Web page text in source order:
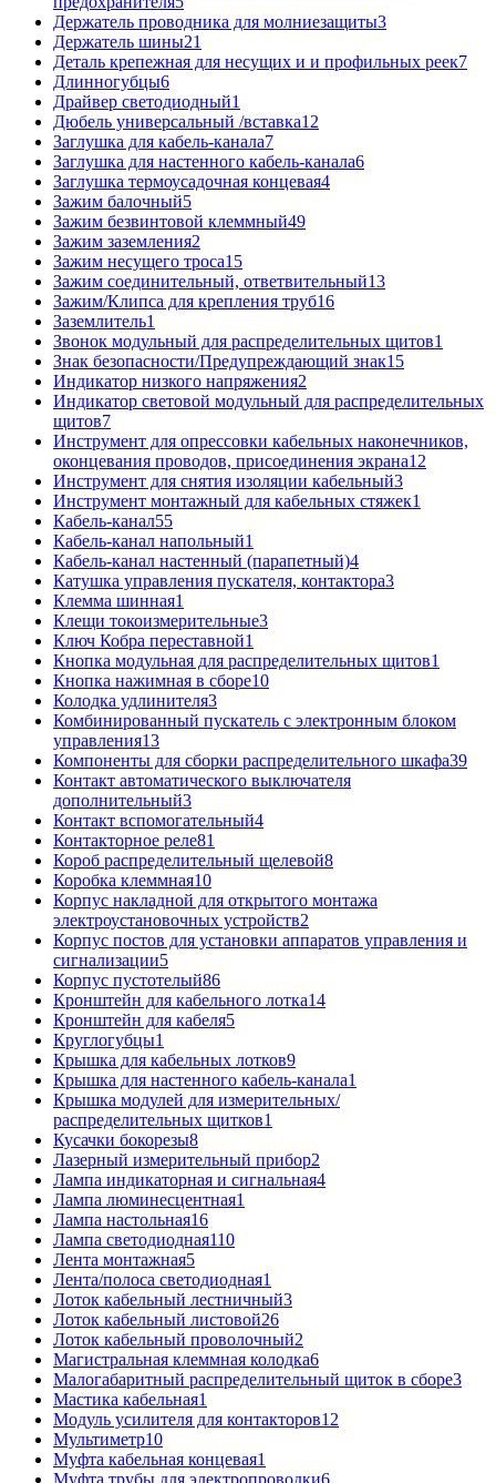
Держатель проводника для молниезащиты3
Держатель шины21
Деталь крепежная для несущих и и профильных реек7
Длинногубцы6
Драйвер светодиодный1
Дюбель универсальный /вставка12
Заглушка для кабель-канала7
Заглушка для настенного кабель-канала6
Заглушка термоусадочная концевая4
Зажим балочный5
Зажим безвинтовой клеммный49
Зажим заземления2
Зажим несущего троса15
Зажим соединительный, ответвительный13
Зажим/Клипса для крепления труб16
Заземлитель1
Звонок модульный для распределительных щитов1
Знак безопасности/Предупреждающий знак15
Индикатор низкого напряжения2
Индикатор световой модульный для распределительных
щитов7
Инструмент для опрессовки кабельных наконечников,
оконцевания проводов, присоединения экрана12
Инструмент для снятия изоляции кабельный3
Инструмент монтажный для кабельных стяжек1
Кабель-канал55
Кабель-канал напольный1
Кабель-канал настенный (парапетный)4
Катушка управления пускателя, контактора3
Клемма шинная1
Клещи токоизмерительные3
Ключ Кобра переставной1
Кнопка модульная для распределительных щитов1
Кнопка нажимная в сборе10
Колодка удлинителя3
Комбинированный пускатель с электронным блоком
управления13
Компоненты для сборки распределительного шкафа39
Контакт автоматического выключателя
дополнительный3
Контакт вспомогательный4
Контакторное реле81
Короб распределительный щелевой8
Коробка клеммная10
Корпус накладной для открытого монтажа
электроустановочных устройств2
Корпус постов для установки аппаратов управления и
сигнализации5
Корпус пустотелый86
Кронштейн для кабельного лотка14
Кронштейн для кабеля5
Круглогубцы1
Крышка для кабельных лотков9
Крышка для настенного кабель-канала1
Крышка модулей для измерительных/
распределительных щитков1
Кусачки бокорезы8
Лазерный измерительный прибор2
Лампа индикаторная и сигнальная4
Лампа люминесцентная1
Лампа настольная16
Лампа светодиодная110
Лента монтажная5
Лента/полоса светодиодная1
Лоток кабельный лестничный3
Лоток кабельный листовой26
Лоток кабельный проволочный2
Магистральная клеммная колодка6
Малогабаритный распределительный щиток в сборе3
Мастика кабельная1
Модуль усилителя для контакторов12
Мультиметр10
Муфта кабельная концевая1
Муфта трубы для электропроводки6